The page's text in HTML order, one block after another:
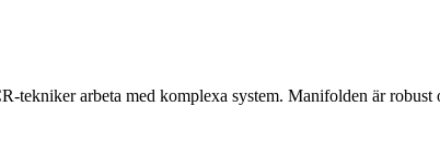
tekniker arbeta med komplexa system. Manifolden är